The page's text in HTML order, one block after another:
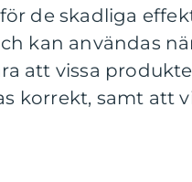
de skadliga
kan användas
att vissa
korrekt, samt att